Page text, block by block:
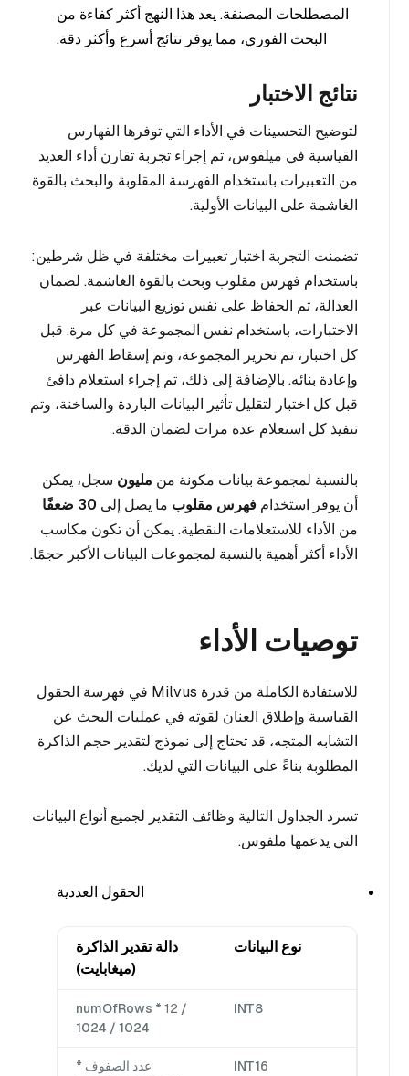
المصطلحات المصنفة. يعد هذا النهج أكثر كفاءة من
البحث الفوري، مما يوفر نتائج أسرع وأكثر دقة.
نتائج الاختبار
لتوضيح التحسينات في الأداء التي توفرها الفهارس
القياسية في ميلفوس، تم إجراء تجربة تقارن أداء العديد
من التعبيرات باستخدام الفهرسة المقلوبة والبحث بالقوة
الغاشمة على البيانات الأولية.
تضمنت التجربة اختبار تعبيرات مختلفة في ظل شرطين:
باستخدام فهرس مقلوب وبحث بالقوة الغاشمة. لضمان
العدالة، تم الحفاظ على نفس توزيع البيانات عبر
الاختبارات، باستخدام نفس المجموعة في كل مرة. قبل
كل اختبار، تم تحرير المجموعة، وتم إسقاط الفهرس
وإعادة بنائه. بالإضافة إلى ذلك، تم إجراء استعلام دافئ
قبل كل اختبار لتقليل تأثير البيانات الباردة والساخنة، وتم
تنفيذ كل استعلام عدة مرات لضمان الدقة.
بالنسبة لمجموعة بيانات مكونة من مليون سجل، يمكن
أن يوفر استخدام فهرس مقلوب ما يصل إلى 30 ضعفًا
من الأداء للاستعلامات النقطية. يمكن أن تكون مكاسب
الأداء أكثر أهمية بالنسبة لمجموعات البيانات الأكبر حجمًا.
توصيات الأداء
للاستفادة الكاملة من قدرة Milvus في فهرسة الحقول
القياسية وإطلاق العنان لقوته في عمليات البحث عن
التشابه المتجه، قد تحتاج إلى نموذج لتقدير حجم الذاكرة
المطلوبة بناءً على البيانات التي لديك.
تسرد الجداول التالية وظائف التقدير لجميع أنواع البيانات
التي يدعمها ملفوس.
الحقول العددية
نوع البيانات
دالة تقدير الذاكرة
(ميغابايت)
INT8
numOfRows * 12 /
1024 / 1024
INT16
عدد الصفوف *